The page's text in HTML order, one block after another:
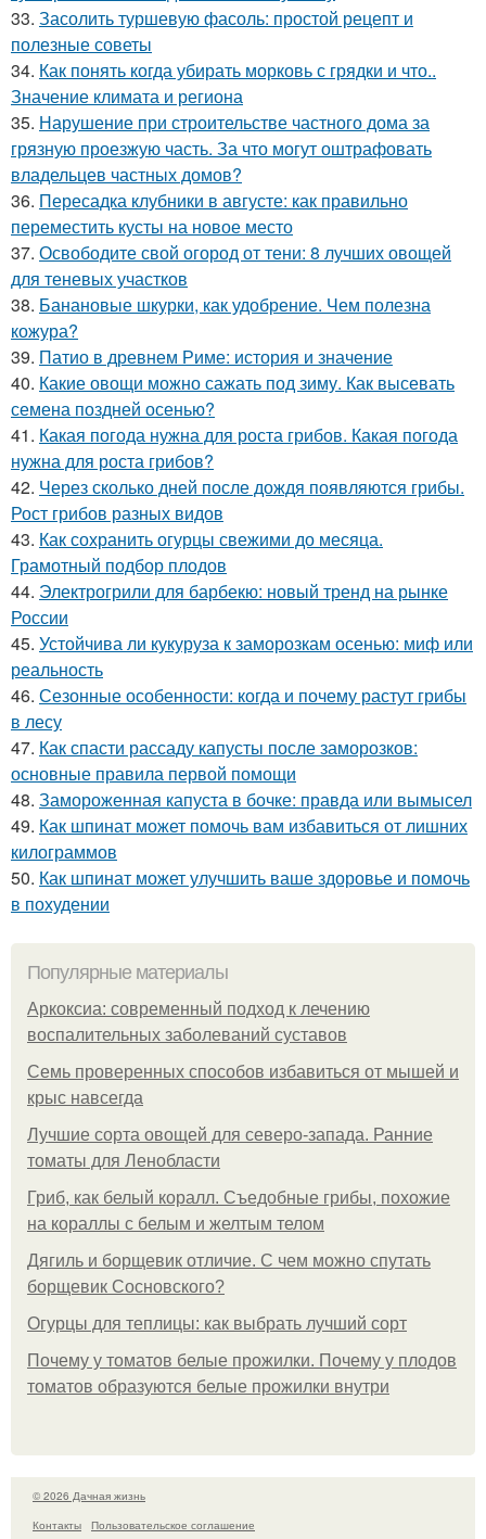
33. Засолить туршевую фасоль: простой рецепт и
полезные советы
34. Как понять когда убирать морковь с грядки и что..
Значение климата и региона
35. Нарушение при строительстве частного дома за
грязную проезжую часть. За что могут оштрафовать
владельцев частных домов?
36. Пересадка клубники в августе: как правильно
переместить кусты на новое место
37. Освободите свой огород от тени: 8 лучших овощей
для теневых участков
38. Банановые шкурки, как удобрение. Чем полезна
кожура?
39. Патио в древнем Риме: история и значение
40. Какие овощи можно сажать под зиму. Как высевать
семена поздней осенью?
41. Какая погода нужна для роста грибов. Какая погода
нужна для роста грибов?
42. Через сколько дней после дождя появляются грибы.
Рост грибов разных видов
43. Как сохранить огурцы свежими до месяца.
Грамотный подбор плодов
44. Электрогрили для барбекю: новый тренд на рынке
России
45. Устойчива ли кукуруза к заморозкам осенью: миф или
реальность
46. Сезонные особенности: когда и почему растут грибы
в лесу
47. Как спасти рассаду капусты после заморозков:
основные правила первой помощи
48. Замороженная капуста в бочке: правда или вымысел
49. Как шпинат может помочь вам избавиться от лишних
килограммов
50. Как шпинат может улучшить ваше здоровье и помочь
в похудении
Популярные материалы
Аркоксиа: современный подход к лечению
воспалительных заболеваний суставов
Семь проверенных способов избавиться от мышей и
крыс навсегда
Лучшие сорта овощей для северо-запада. Ранние
томаты для Ленобласти
Гриб, как белый коралл. Съедобные грибы, похожие
на кораллы с белым и желтым телом
Дягиль и борщевик отличие. С чем можно спутать
борщевик Сосновского?
Огурцы для теплицы: как выбрать лучший сорт
Почему у томатов белые прожилки. Почему у плодов
томатов образуются белые прожилки внутри
© 2026 Дачная жизнь
Контакты
Пользовательское соглашение